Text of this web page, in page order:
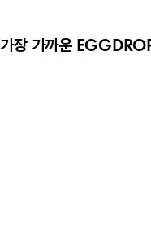
가장 가까운